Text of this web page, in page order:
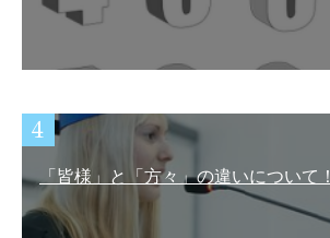
「皆様」と「方々」の違いについて！